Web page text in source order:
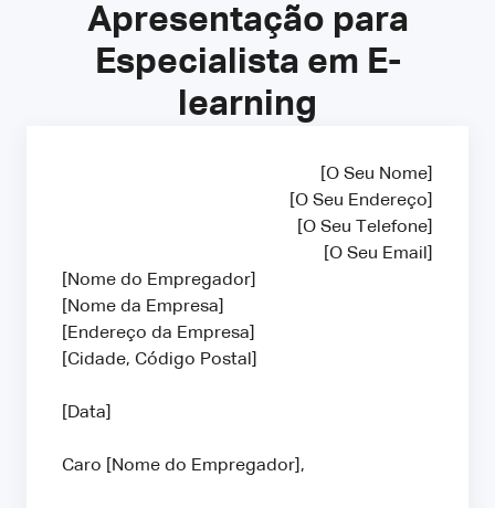
Apresentação para
Especialista em E-
learning
[O Seu Nome]
[O Seu Endereço]
[O Seu Telefone]
[O Seu Email]
[Nome do Empregador]
[Nome da Empresa]
[Endereço da Empresa]
[Cidade, Código Postal]
[Data]
Caro [Nome do Empregador],